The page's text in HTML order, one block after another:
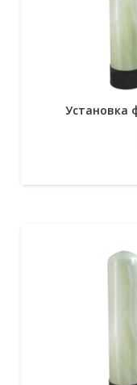
Установка